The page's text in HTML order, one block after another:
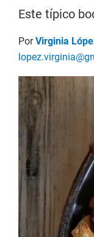
Este típico
PorVirginia